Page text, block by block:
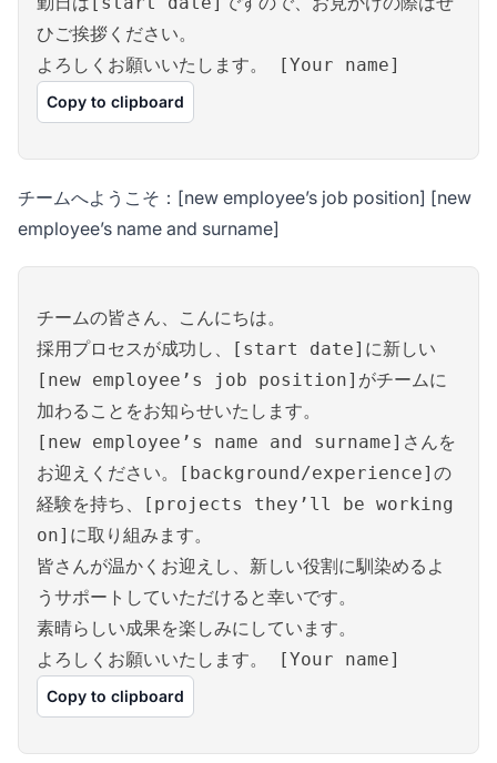
ひご挨拶ください。
よろしくお願いいたします。 [Your name]
Copy to clipboard
チームへようこそ：[new employee’s job position] [new
employee’s name and surname]
チームの皆さん、こんにちは。
採用プロセスが成功し、[start date]に新しい
[new employee’s job position]がチームに
加わることをお知らせいたします。
[new employee’s name and surname]さんを
お迎えください。[background/experience]の
経験を持ち、[projects they’ll be working
on]に取り組みます。
皆さんが温かくお迎えし、新しい役割に馴染めるよ
うサポートしていただけると幸いです。
素晴らしい成果を楽しみにしています。
よろしくお願いいたします。 [Your name]
Copy to clipboard